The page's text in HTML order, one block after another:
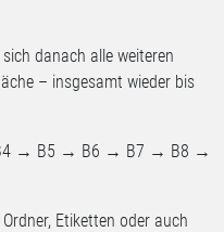
danach alle weiteren
– insgesamt wieder bis
→ B5 → B6 → B7 → B8 →
Etiketten oder auch